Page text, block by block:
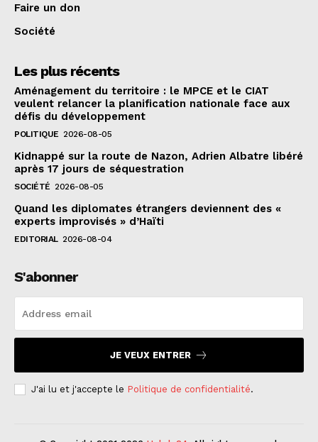
Faire un don
Société
Les plus récents
Aménagement du territoire : le MPCE et le CIAT
veulent relancer la planification nationale face aux
défis du développement
POLITIQUE 2026-08-05
Kidnappé sur la route de Nazon, Adrien Albatre libéré
après 17 jours de séquestration
SOCIÉTÉ 2026-08-05
Quand les diplomates étrangers deviennent des «
experts improvisés » d’Haïti
EDITORIAL 2026-08-04
S'abonner
JE VEUX ENTRER
J'ai lu et j'accepte le Politique de confidentialité.